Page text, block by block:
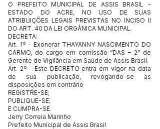
O PREFEITO MUNICIPAL DE ASSIS BRASIL –
ESTADO DO ACRE, NO USO DE SUAS
ATRIBUIÇÕES LEGAIS PREVISTAS NO INCISO II
DO ART. 40 DA LEI ORGÂNICA MUNICIPAL.
DECRETA:
Art. 1º – Exonerar THAYANNY NASCIMENTO DO
CARMO, do cargo em comissão “DAS – 2” de
Gerente de Vigilância em Saúde de Assis Brasil.
Art. 2º – Este DECRETO entra em vigor na data
de sua publicação, revogando-se as
disposições em contrário
REGISTRE-SE;
PUBLIQUE-SE;
E CUMPRA-SE.
Jerry Correia Marinho
Prefeito Municipal de Assis Brasil